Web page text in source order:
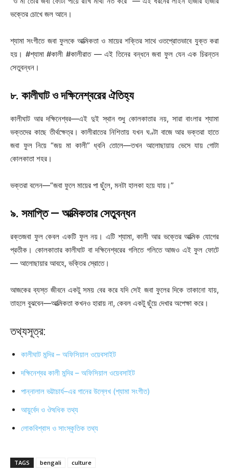
ভক্তের চোখে জল আনে।
শ্যামা সংগীতে জবা ফুলকে আত্মিকতা ও মায়ের শক্তির সাথে ওতপ্রোতভাবে যুক্ত করা
হয়। #শ্যামা #কালী #কালীরাত — এই তিনের বন্ধনে জবা ফুল যেন এক চিরন্তন
সেতুবন্ধন।
৮. কালীঘাট ও দক্ষিনেশ্বরের ঐতিহ্য
কালীঘাট আর দক্ষিনেশ্বর—এই দুই স্থান শুধু কোলকাতার নয়, সারা বাংলার শ্যামা
ভক্তদের কাছে তীর্থক্ষেত্র। কালীরাতের নিশিতায় যখন ঘণ্টা বাজে আর ভক্তরা হাতে
জবা ফুল নিয়ে “জয় মা কালী” ধ্বনি তোলে—তখন আলোছায়ায় ভেসে যায় গোটা
কোলকাতা শহর।
ভক্তরা বলেন—“জবা ফুলে মায়ের পা ছুঁলে, মনটা হালকা হয়ে যায়।”
৯. সমাপ্তি — আত্মিকতার সেতুবন্ধন
রক্তজবা ফুল কেবল একটি ফুল নয়। এটি শ্যামা, কালী আর ভক্তের আত্মিক যোগের
প্রতীক। কোলকাতার কালীঘাট বা দক্ষিনেশ্বরের গলিতে গলিতে আজও এই ফুল ফোটে
— আলোছায়ার আবহে, ভক্তির স্রোতে।
আজকের ব্যস্ত জীবনে একটু সময় বের করে যদি সেই জবা ফুলের দিকে তাকানো যায়,
তাহলে বুঝবেন—আত্মিকতা কখনও হারায় না, কেবল একটু ছুঁয়ে দেখার অপেক্ষা করে।
তথ্যসূত্র:
কালীঘাট মন্দির – অফিসিয়াল ওয়েবসাইট
দক্ষিনেশ্বর কালী মন্দির – অফিসিয়াল ওয়েবসাইট
পান্নালাল ভট্টাচার্য–এর গানের উল্লেখ (শ্যামা সংগীত)
আয়ুর্বেদ ও ঔষধিক তথ্য
লোকবিশ্বাস ও সাংস্কৃতিক তথ্য
TAGS bengali culture